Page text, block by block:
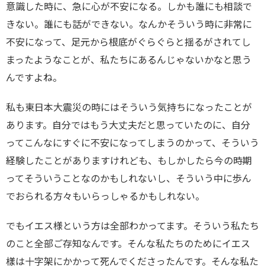
意識した時に、急に心が不安になる。しかも誰にも相談で
きない。誰にも話ができない。なんかそういう時に非常に
不安になって、足元から根底がぐらぐらと揺るがされてし
まったようなことが、私たちにあるんじゃないかなと思う
んですよね。
私も東日本大震災の時にはそういう気持ちになったことが
あります。自分ではもう大丈夫だと思っていたのに、自分
ってこんなにすぐに不安になってしまうのかって、そういう
経験したことがありますけれども、もしかしたら今の時期
ってそういうことなのかもしれないし、そういう中に歩ん
でおられる方々もいらっしゃるかもしれない。
でもイエス様という方は全部わかってます。そういう私たち
のこと全部ご存知なんです。そんな私たちのためにイエス
樣は十字架にかかって死んでくださったんです。そんな私た